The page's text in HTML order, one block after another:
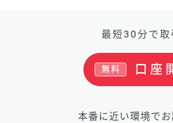
最短30分で取
口座
無料
本番に近い環境で